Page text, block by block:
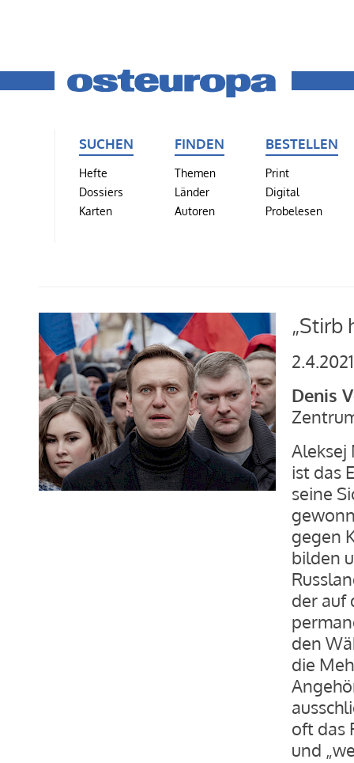
SUCHEN
Hefte
Dossiers
Karten
FINDEN
Themen
Länder
Autoren
BESTELLEN
Print
Digital
Probelesen
„Stirb
2.4.2021
Denis
Aleksej
ist das
seine
gegen
bilden
der auf
den
die
oft das
und